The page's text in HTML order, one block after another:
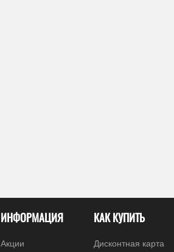
ИНФОРМАЦИЯ
Акции
КАК КУПИТЬ
Дисконтная карта